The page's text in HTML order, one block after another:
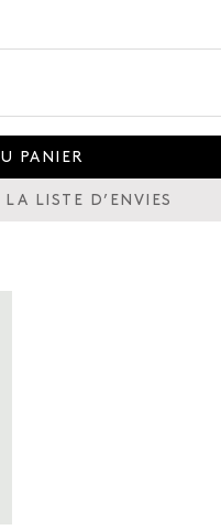
PANIER
LISTE D’ENVIES